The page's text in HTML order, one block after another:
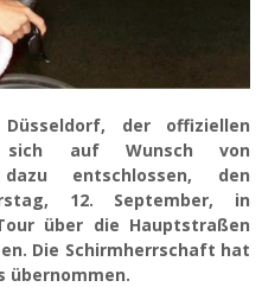
der offiziellen
sich auf Wunsch von
entschlossen, den
12. September, in
über die Hauptstraßen
Die Schirmherrschaft hat
übernommen.